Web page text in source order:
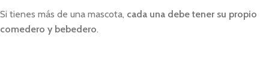
Si tienes más de una mascota, cada una debe tener su propio
comedero y bebedero.